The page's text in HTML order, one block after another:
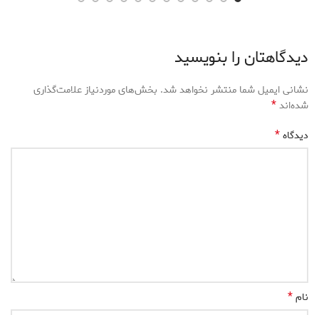
دیدگاهتان را بنویسید
نشانی ایمیل شما منتشر نخواهد شد. بخش‌های موردنیاز علامت‌گذاری
شده‌اند*
دیدگاه*
نام*